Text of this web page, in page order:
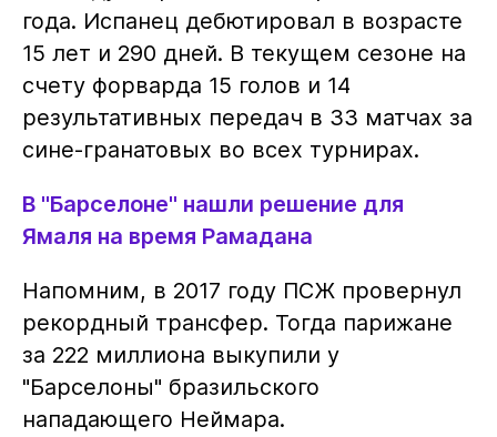
года. Испанец дебютировал в возрасте
15 лет и 290 дней. В текущем сезоне на
счету форварда 15 голов и 14
результативных передач в 33 матчах за
сине-гранатовых во всех турнирах.
В "Барселоне" нашли решение для
Ямаля на время Рамадана
Напомним, в 2017 году ПСЖ провернул
рекордный трансфер. Тогда парижане
за 222 миллиона выкупили у
"Барселоны" бразильского
нападающего Неймара.